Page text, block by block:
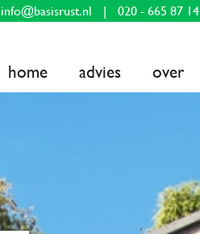
info@basisrust.nl | 020 - 665 87 14
home advies over